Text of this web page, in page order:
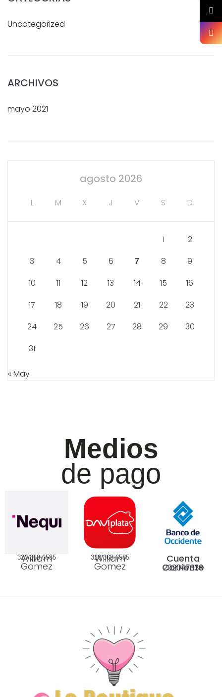
Uncategorized
ARCHIVOS
mayo 2021
agosto 2026
L M X J V S D
1
2
3
4 5 6 7 8
9
10
11 12 13 14 15
16
17
18 19 20 21 22
23
24
25 26 27 28 29
30
31
« May
Medios
de pago
320 368 6585
William
Gomez
320 368 6585
William
Gomez
Cuenta
Corriente
202047338